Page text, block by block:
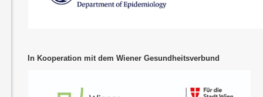
In Kooperation mit dem Wiener Gesundheitsverbund